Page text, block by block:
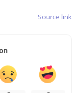
Source link